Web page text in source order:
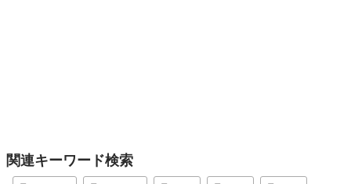
関連キーワード検索